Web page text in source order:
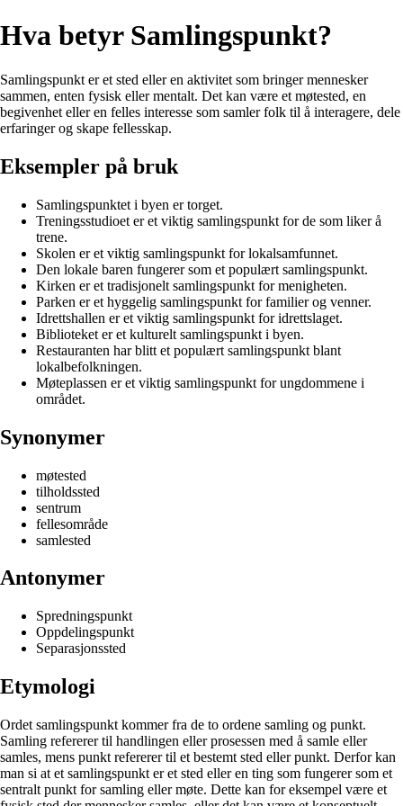
Hva betyr Samlingspunkt?
Samlingspunkt er et sted eller en aktivitet som bringer mennesker
sammen, enten fysisk eller mentalt. Det kan være et møtested, en
begivenhet eller en felles interesse som samler folk til å interagere, dele
erfaringer og skape fellesskap.
Eksempler på bruk
Samlingspunktet i byen er torget.
Treningsstudioet er et viktig samlingspunkt for de som liker å
trene.
Skolen er et viktig samlingspunkt for lokalsamfunnet.
Den lokale baren fungerer som et populært samlingspunkt.
Kirken er et tradisjonelt samlingspunkt for menigheten.
Parken er et hyggelig samlingspunkt for familier og venner.
Idrettshallen er et viktig samlingspunkt for idrettslaget.
Biblioteket er et kulturelt samlingspunkt i byen.
Restauranten har blitt et populært samlingspunkt blant
lokalbefolkningen.
Møteplassen er et viktig samlingspunkt for ungdommene i
området.
Synonymer
møtested
tilholdssted
sentrum
fellesområde
samlested
Antonymer
Spredningspunkt
Oppdelingspunkt
Separasjonssted
Etymologi
Ordet samlingspunkt kommer fra de to ordene samling og punkt.
Samling refererer til handlingen eller prosessen med å samle eller
samles, mens punkt refererer til et bestemt sted eller punkt. Derfor kan
man si at et samlingspunkt er et sted eller en ting som fungerer som et
sentralt punkt for samling eller møte. Dette kan for eksempel være et